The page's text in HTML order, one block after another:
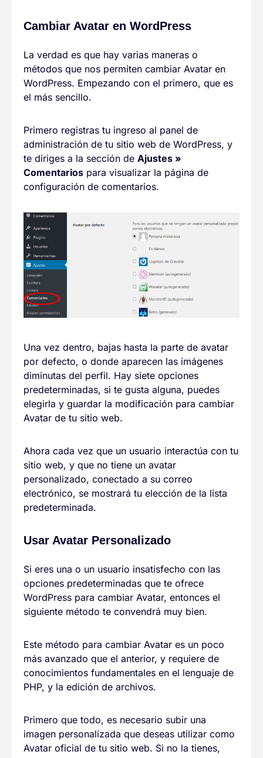
Cambiar Avatar en WordPress
La verdad es que hay varias maneras o
métodos que nos permiten cambiar Avatar en
WordPress. Empezando con el primero, que es
el más sencillo.
Primero registras tu ingreso al panel de
administración de tu sitio web de WordPress, y
te diriges a la sección deAjustes »
Comentarios para visualizar la página de
configuración de comentarios.
Una vez dentro, bajas hasta la parte de avatar
por defecto, o donde aparecen las imágenes
diminutas del perfil. Hay siete opciones
predeterminadas, si te gusta alguna, puedes
elegirla y guardar la modificación para cambiar
Avatar de tu sitio web.
Ahora cada vez que un usuario interactúa con tu
sitio web, y que no tiene un avatar
personalizado, conectado a su correo
electrónico, se mostrará tu elección de la lista
predeterminada.
Usar Avatar Personalizado
Si eres una o un usuario insatisfecho con las
opciones predeterminadas que te ofrece
WordPress para cambiar Avatar, entonces el
siguiente método te convendrá muy bien.
Este método para cambiar Avatar es un poco
más avanzado que el anterior, y requiere de
conocimientos fundamentales en el lenguaje de
PHP, y la edición de archivos.
Primero que todo, es necesario subir una
imagen personalizada que deseas utilizar como
Avatar oficial de tu sitio web. Si no la tienes,